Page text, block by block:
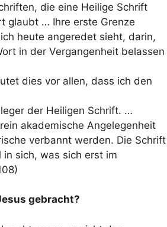
die eine Heilige Schrift
glaubt … Ihre erste Grenze
heute angeredet sieht, darin,
in der Vergangenheit belassen
dies vor allen, dass ich den
der Heiligen Schrift. …
akademische Angelegenheit
verbannt werden. Die Schrift
sich, was sich erst im
gebracht?